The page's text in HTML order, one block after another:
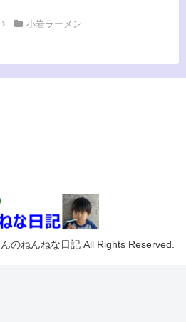
小岩ラーメン
のねんねな日記 All Rights Reserved.